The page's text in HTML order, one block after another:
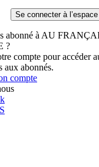
abonné à AU
?
compte pour accéder
aux abonnés.
compte